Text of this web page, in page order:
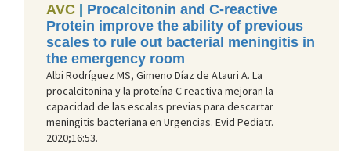
AVC | Procalcitonin and C-reactive
Protein improve the ability of previous
scales to rule out bacterial meningitis in
the emergency room
Albi Rodríguez MS, Gimeno Díaz de Atauri A. La
procalcitonina y la proteína C reactiva mejoran la
capacidad de las escalas previas para descartar
meningitis bacteriana en Urgencias. Evid Pediatr.
2020;16:53.